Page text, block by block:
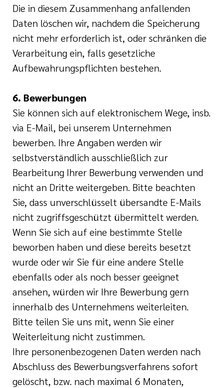
Die in diesem Zusammenhang anfallenden
Daten löschen wir, nachdem die Speicherung
nicht mehr erforderlich ist, oder schränken die
Verarbeitung ein, falls gesetzliche
Aufbewahrungspflichten bestehen.
6. Bewerbungen
Sie können sich auf elektronischem Wege, insb.
via E-Mail, bei unserem Unternehmen
bewerben. Ihre Angaben werden wir
selbstverständlich ausschließlich zur
Bearbeitung Ihrer Bewerbung verwenden und
nicht an Dritte weitergeben. Bitte beachten
Sie, dass unverschlüsselt übersandte E-Mails
nicht zugriffsgeschützt übermittelt werden.
Wenn Sie sich auf eine bestimmte Stelle
beworben haben und diese bereits besetzt
wurde oder wir Sie für eine andere Stelle
ebenfalls oder als noch besser geeignet
ansehen, würden wir Ihre Bewerbung gern
innerhalb des Unternehmens weiterleiten.
Bitte teilen Sie uns mit, wenn Sie einer
Weiterleitung nicht zustimmen.
Ihre personenbezogenen Daten werden nach
Abschluss des Bewerbungsverfahrens sofort
gelöscht, bzw. nach maximal 6 Monaten,